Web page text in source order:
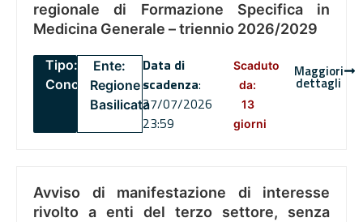
regionale di Formazione Specifica in
Medicina Generale – triennio 2026/2029
Tipo:
Concorsi
Ente:
Regione
Basilicata
Data di
scadenza:
27/07/2026
23:59
Scaduto
da:
13
giorni
Maggiori
dettagli
Avviso di manifestazione di interesse
rivolto a enti del terzo settore, senza